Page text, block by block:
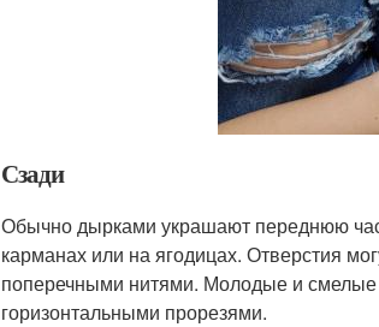
Сзади
Обычно дырками украшают переднюю
карманах или на ягодицах. Отверстия
поперечными нитями. Молодые и
горизонтальными прорезями.